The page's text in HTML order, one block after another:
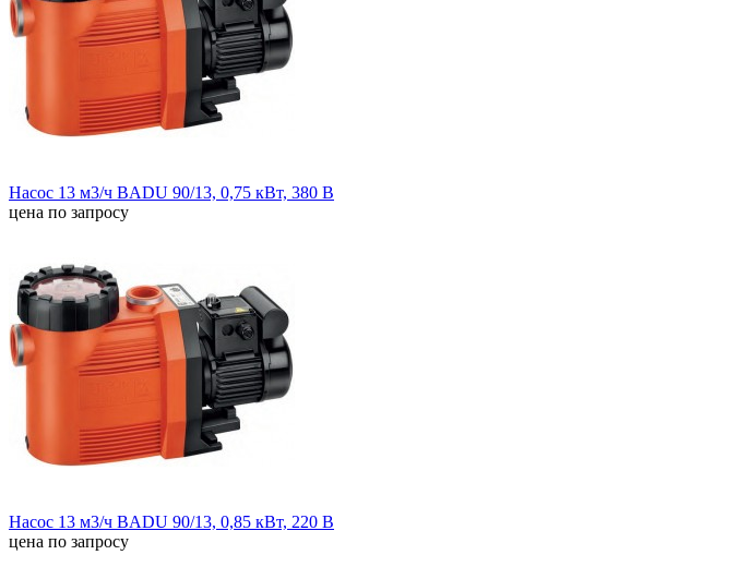
Насос 13 м3/ч BADU 90/13, 0,75 кВт, 380 В
цена по запросу
Насос 13 м3/ч BADU 90/13, 0,85 кВт, 220 В
цена по запросу